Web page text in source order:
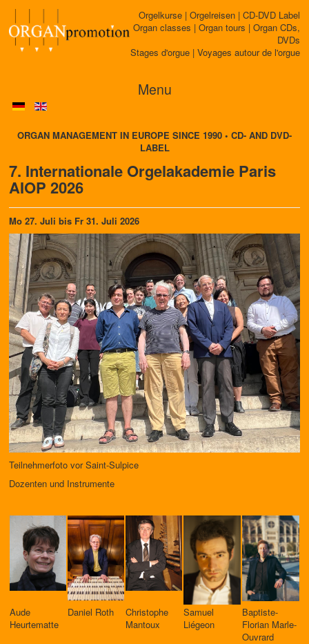
Orgelkurse | Orgelreisen | CD-DVD Label
Organ classes | Organ tours | Organ CDs,
DVDs
Stages d'orgue | Voyages autour de l'orgue
Menu
ORGAN MANAGEMENT IN EUROPE SINCE 1990 • CD- AND DVD-
LABEL
7. Internationale Orgelakademie Paris
AIOP 2026
Mo 27. Juli bis Fr 31. Juli 2026
Teilnehmerfoto vor Saint-Sulpice
Dozenten und Instrumente
Aude
Heurtematte
Daniel Roth
Christophe
Mantoux
Samuel
Liégeon
Baptiste-
Florian Marle-
Ouvrard